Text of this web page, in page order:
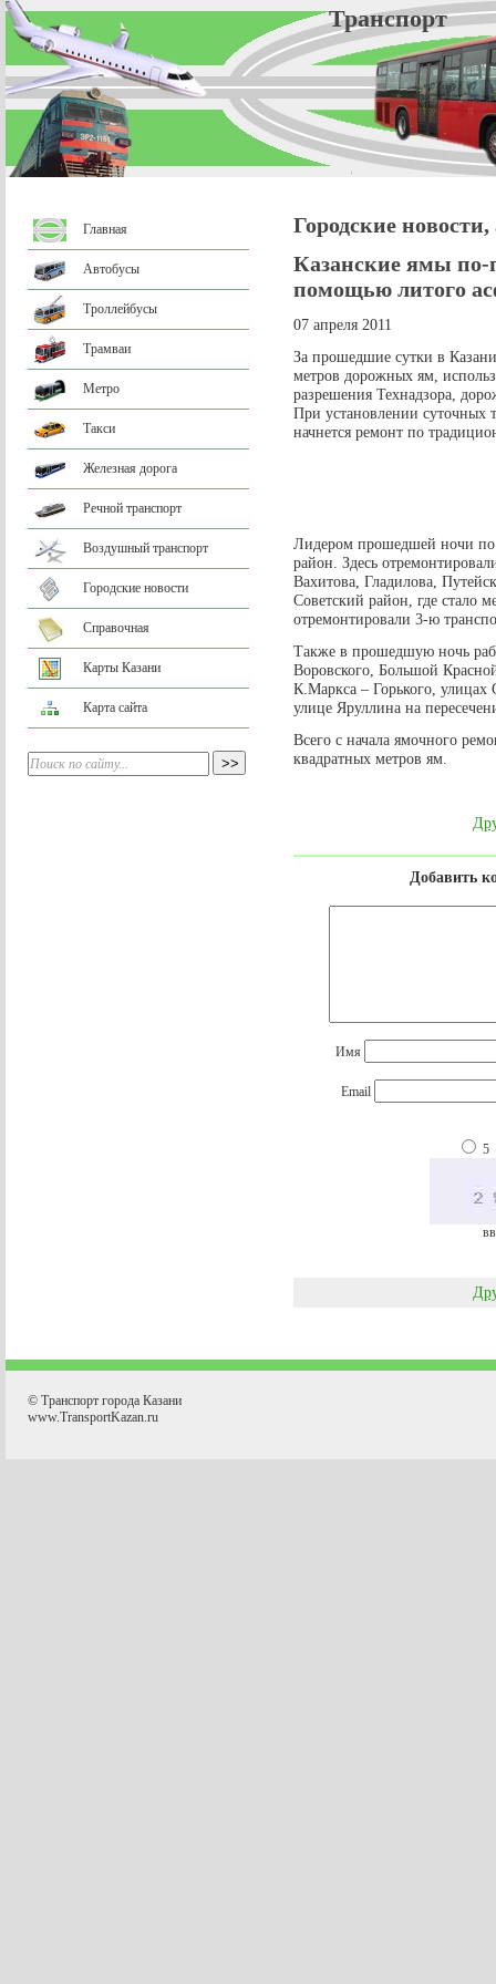
Главная
Автобусы
Троллейбусы
Трамваи
Метро
Такси
Железная дорога
Речной транспорт
Воздушный транспорт
Городские новости
Справочная
Карты Казани
Карта сайта
Городские
Казанские ямы
помощью литого
07 апреля 2011
За прошедшие сутки в
метров дорожных ям,
разрешения Технадзора,
При установлении суточных
начнется ремонт по
Лидером прошедшей ночи по
район. Здесь
Вахитова, Гладилова,
Советский район, где стало
отремонтировали 3-ю
Также в прошедшую ночь
Воровского, Большой
К.Маркса – Горького,
улице Яруллина на
Всего с начала ямочного
квадратных метров ям.
Добавить
Имя
Email
5
© Транспорт города Казани
www.TransportKazan.ru